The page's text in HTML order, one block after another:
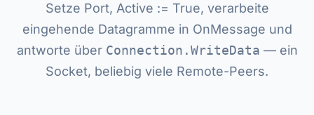
Setze Port, Active := True, verarbeite
eingehende Datagramme in OnMessage und
antworte über Connection.WriteData — ein
Socket, beliebig viele Remote-Peers.